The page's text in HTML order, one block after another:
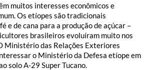
muitos interesses econômicos e
Os etíopes são tradicionais
e de cana para a produção de açúcar –
brasileiros evoluíram muito nos
Ministério das Relações Exteriores
o Ministério da Defesa etíope em
solo A-29 Super Tucano.